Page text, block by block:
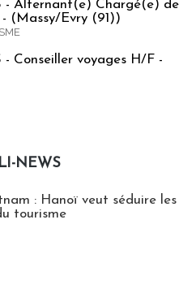
- Alternant(e) Chargé(e) de
- (Massy/Evry (91))
- Conseiller voyages H/F -
NEWS
: Hanoï veut séduire les
tourisme